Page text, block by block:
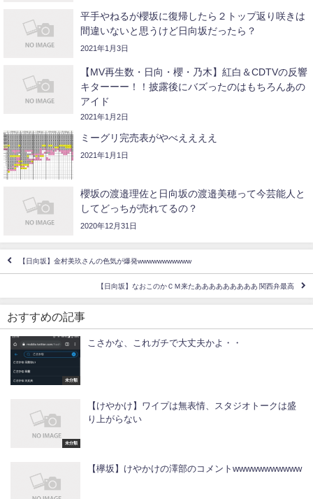
平手やねるが櫻坂に復帰したら２トップ返り咲きは
間違いないと思うけど日向坂だったら？
2021年1月3日
【MV再生数・日向・櫻・乃木】紅白＆CDTVの反響
キターーー！！披露後にバズったのはもちろんあの
アイド
2021年1月2日
ミーグリ完売表がやべええええ
2021年1月1日
櫻坂の渡邉理佐と日向坂の渡邉美穂って今芸能人と
してどっちが売れてるの？
2020年12月31日
【日向坂】金村美玖さんの色気が爆発wwwwwwwwwww
【日向坂】なおこのかＣＭ来たあああああああああ 関西弁最高
おすすめの記事
未分類
こさかな、これガチで大丈夫かよ・・
未分類
【けやかけ】ワイプは無表情、スタジオトークは盛
り上がらない
【欅坂】けやかけの澤部のコメントwwwwwwwwwww